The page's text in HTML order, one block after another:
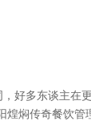
好多东谈主
焖传奇餐饮